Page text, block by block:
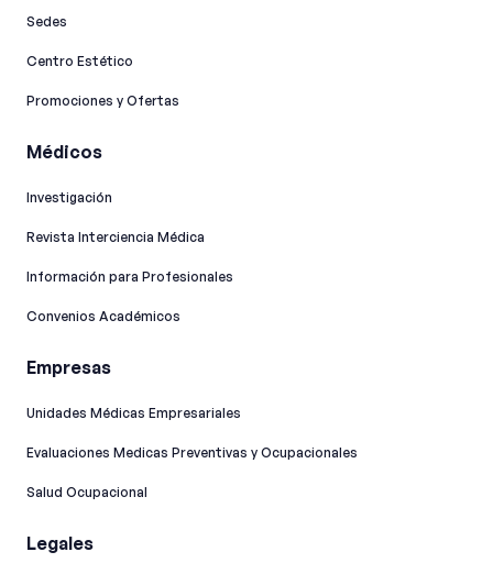
Sedes
Centro Estético
Promociones y Ofertas
Médicos
Investigación
Revista Interciencia Médica
Información para Profesionales
Convenios Académicos
Empresas
Unidades Médicas Empresariales
Evaluaciones Medicas Preventivas y Ocupacionales
Salud Ocupacional
Legales